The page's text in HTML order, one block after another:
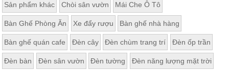
trí
Nội
Thất
Nhà
Hàng
Sản phẩm khác Chòi sân vườn Mái Che Ô Tô
Bàn Ghế Phòng Ăn Xe đẩy rượu Bàn ghế nhà hàng
Bàn ghế quán cafe Đèn cây Đèn chùm trang trí Đèn ốp trần
Đèn bàn Đèn sân vườn Đèn tường Đèn năng lượng mặt trời